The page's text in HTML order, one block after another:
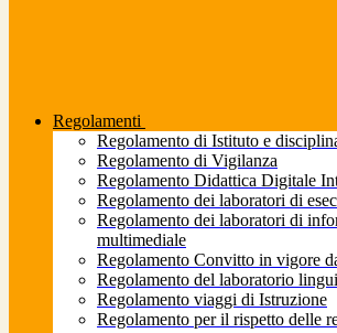
Regolamenti
Regolamento di Istituto e
Regolamento di Vigilanza
Regolamento Didattica Digitale
Regolamento dei laboratori di
Regolamento dei laboratori di
multimediale
Regolamento Convitto in vigore
Regolamento del laboratorio
Regolamento viaggi di Istruzione
Regolamento per il rispetto delle